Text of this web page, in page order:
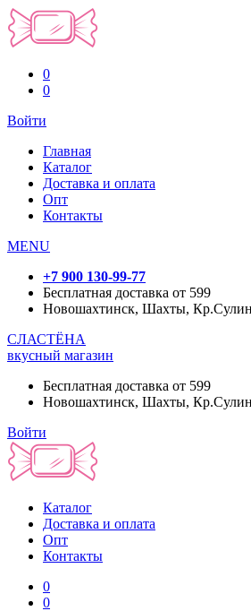
0
0
Войти
Главная
Каталог
Доставка и оплата
Опт
Контакты
MENU
+7 900 130-99-77
Бесплатная доставка от 599
Новошахтинск, Шахты,
СЛАСТЁНА
вкусный магазин
Бесплатная доставка от 599
Новошахтинск, Шахты,
Войти
Каталог
Доставка и оплата
Опт
Контакты
0
0